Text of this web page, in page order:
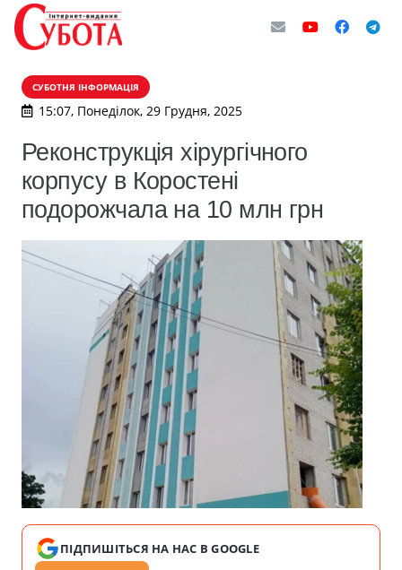
СУБОТНЯ ІНФОРМАЦІЯ
15:07, Понеділок, 29 Грудня, 2025
Реконструкція хірургічного
корпусу в Коростені
подорожчала на 10 млн грн
ПІДПИШІТЬСЯ НА НАС В GOOGLE